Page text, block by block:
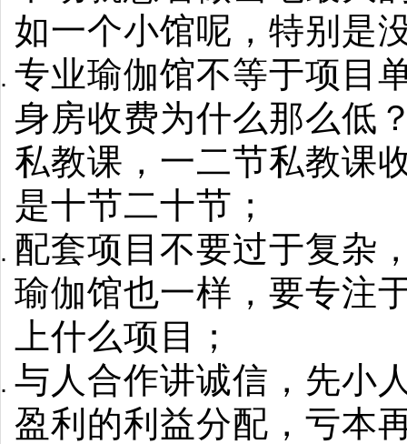
如一个小馆呢，特别是
专业瑜伽馆不等于项目
身房收费为什么那么低
私教课，一二节私教课
是十节二十节；
配套项目不要过于复杂
瑜伽馆也一样，要专注
上什么项目；
与人合作讲诚信，先小
盈利的利益分配，亏本